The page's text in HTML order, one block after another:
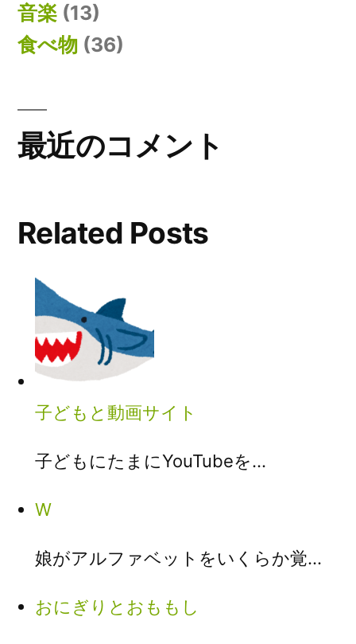
音楽 (13)
食べ物 (36)
最近のコメント
Related Posts
子どもと動画サイト
子どもにたまにYouTubeを…
W
娘がアルファベットをいくらか覚…
おにぎりとおももし